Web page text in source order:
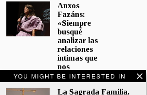
YOU MIGHT BE INTERESTED IN
La Sagrada Familia,
Anxos
Fazáns:
«Siempre
busqué
analizar las
relaciones
íntimas que
nos
afectan»
5 junio, 2026